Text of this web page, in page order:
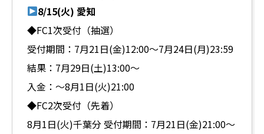
8/15(火) 愛知
◆FC1次受付（抽選）
受付期間：7月21日(金)12:00～7月24日(月)23:59
結果：7月29日(土)13:00～
入金：～8月1日(火)21:00
◆FC2次受付（先着）
8月1日(火)千葉分 受付期間：7月21日(金)21:00～